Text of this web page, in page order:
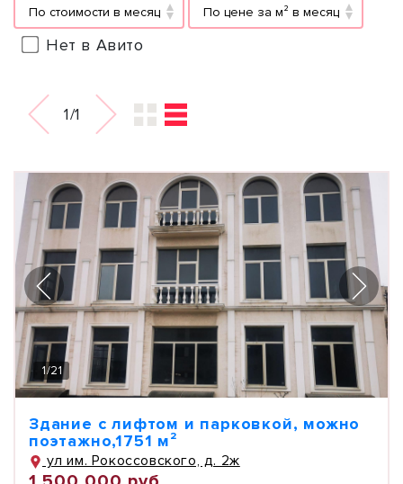
По стоимости в месяц По цене за м² в месяц
Нет в Авито
1/1
1/21
Здание с лифтом и парковкой, можно
поэтажно,1751 м²
ул им. Рокоссовского, д. 2ж